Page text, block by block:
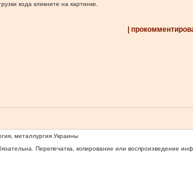
кода кликните на картинке.
|
металлургия Украины
Перепечатка, копирование или воспроизведение